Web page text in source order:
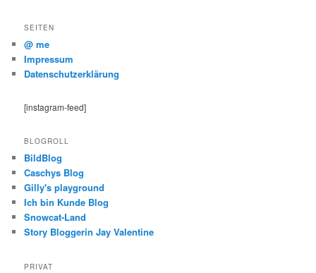
SEITEN
@ me
Impressum
Datenschutzerklärung
[instagram-feed]
BLOGROLL
BildBlog
Caschys Blog
Gilly's playground
Ich bin Kunde Blog
Snowcat-Land
Story Bloggerin Jay Valentine
PRIVAT